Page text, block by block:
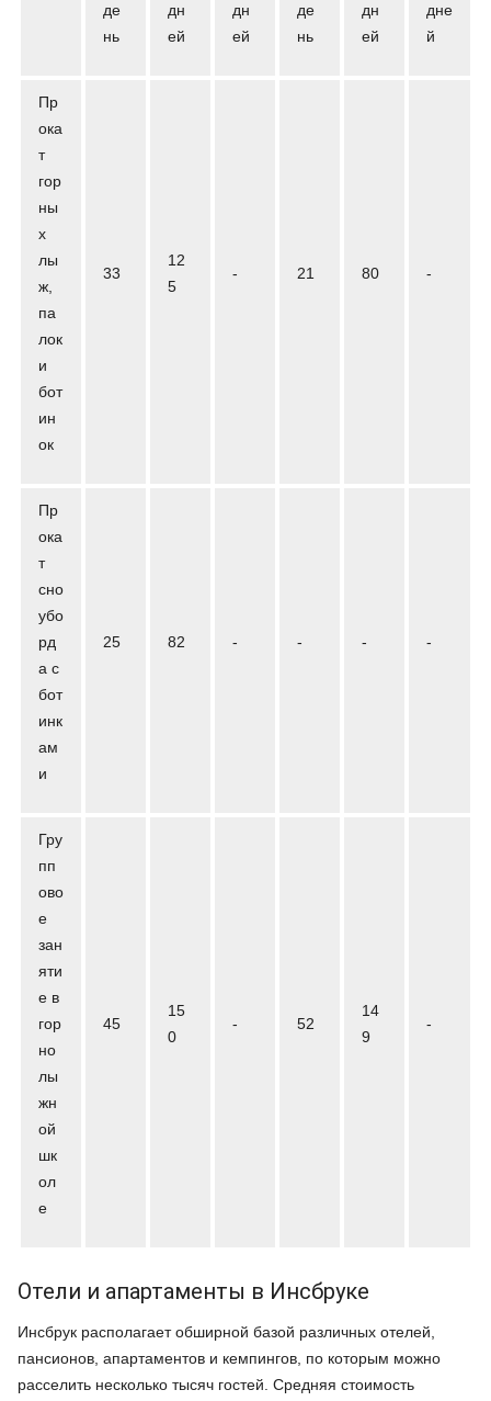
де
нь
дн
ей
дн
ей
де
нь
дн
ей
дне
й
Пр
ока
т
гор
ны
х
лы
ж,
па
лок
и
бот
ин
ок
33
12
5
- 21 80 -
Пр
ока
т
сно
убо
рд
а с
бот
инк
ам
и
25 82 - - - -
Гру
пп
ово
е
зан
яти
е в
гор
но
лы
жн
ой
шк
ол
е
45
15
0
- 52
14
9
-
Отели и апартаменты в Инсбруке
Инсбрук располагает обширной базой различных отелей,
пансионов, апартаментов и кемпингов, по которым можно
расселить несколько тысяч гостей. Средняя стоимость